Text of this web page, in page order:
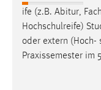
ife (z.B. Abitur,
Hochschulreife)
oder extern (Hoch-
Praxissemester im
Name:
staticfilecache
Zweck:
Für performante